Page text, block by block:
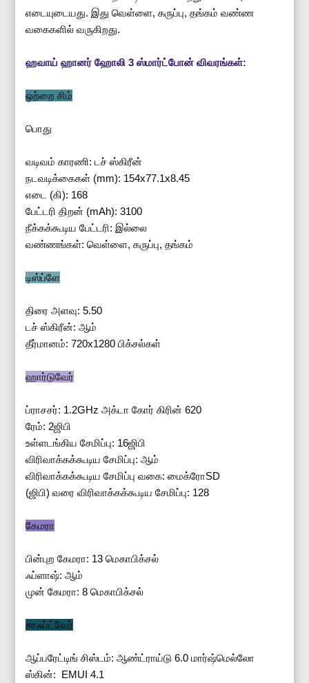
எடையுடையது. இது வெள்ளை, கருப்பு, தங்கம் வண்ண
வகைகளில் வருகிறது.
ஹவாய் ஹானர் ஹோலி 3 ஸ்மார்ட்போன் விவரங்கள்:
ஒற்றை சிம்
பொது
வடிவம் காரணி: டச் ஸ்கிரீன்
நடவடிக்கைகள் (mm): 154x77.1x8.45
எடை (கி): 168
பேட்டரி திறன் (mAh): 3100
நீக்கக்கூடிய பேட்டரி: இல்லை
வண்ணங்கள்: வெள்ளை, கருப்பு, தங்கம்
டிஸ்ப்ளே
திரை அளவு: 5.50
டச் ஸ்கிரீன்: ஆம்
தீர்மானம்: 720x1280 பிக்சல்கள்
ஹார்டுவேர்
ப்ராசசர்: 1.2GHz அக்டா கோர் கிரின் 620
ரேம்: 2ஜிபி
உள்ளடங்கிய சேமிப்பு: 16ஜிபி
விரிவாக்கக்கூடிய சேமிப்பு: ஆம்
விரிவாக்கக்கூடிய சேமிப்பு வகை: மைக்ரோSD
(ஜிபி) வரை விரிவாக்கக்கூடிய சேமிப்பு: 128
கேமரா
பின்புற கேமரா: 13 மெகாபிக்சல்
ஃப்ளாஷ்: ஆம்
முன் கேமரா: 8 மெகாபிக்சல்
சாஃப்ட்வேர்
ஆப்பரேட்டிங் சிஸ்டம்: ஆண்ட்ராய்டு 6.0 மார்ஷ்மெல்லோ
ஸ்கின்: EMUI 4.1